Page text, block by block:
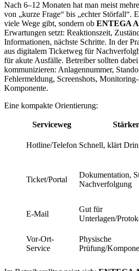
Nach 6–12 Monaten hat man meist
von „kurze Frage“ bis „echter Störfall“.
viele Wege gibt, sondern ob ENTEGA
Erwartungen setzt: Reaktionszeit,
Informationen, nächste Schritte. In der
aus digitalem Ticketweg für
für akute Ausfälle. Betreiber sollten
kommunizieren: Anlagennummer,
Fehlermeldung, Screenshots,
Komponente.
Eine kompakte Orientierung:
Serviceweg
Hotline/Telefon Schnell, klärt
Ticket/Portal
Dokumentation,
Nachverfolgung
E-Mail
Gut für
Unterlagen/
Vor-Ort-
Service
Physische
Prüfung/